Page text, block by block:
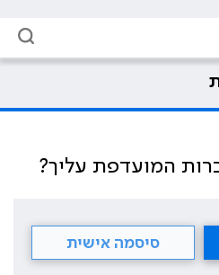
המועדפת עליך?
סיסמה אישית